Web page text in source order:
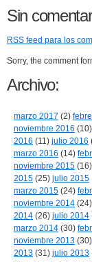
Sin
RSS feed para los
Sorry, the comment
Archivo:
marzo 2017 (2)
noviembre 2016 (10)
2016 (11) julio 2016
marzo 2016 (14)
noviembre 2015 (16)
2015 (25) julio 2015
marzo 2015 (24)
noviembre 2014 (24)
2014 (26) julio 2014
marzo 2014 (30)
noviembre 2013 (30)
2013 (31) julio 2013